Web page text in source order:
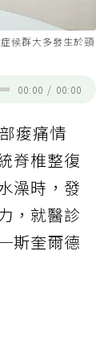
候群大多發生於頸
00:00 / 00:00
痠痛情
脊椎整復
澡時，發
，就醫診
斯奎爾德